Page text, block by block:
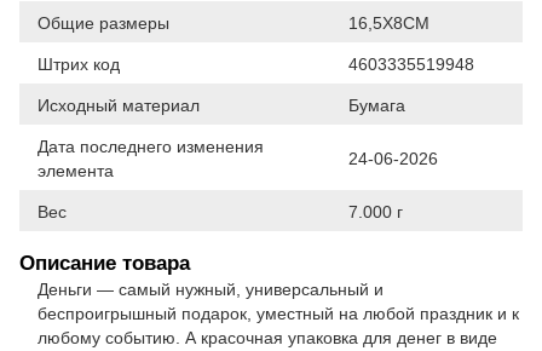
Общие размеры 16,5Х8СМ
Штрих код 4603335519948
Исходный материал Бумага
Дата последнего изменения
элемента
24-06-2026
Вес 7.000 г
Описание товара
Деньги — самый нужный, универсальный и
беспроигрышный подарок, уместный на любой праздник и к
любому событию. А красочная упаковка для денег в виде